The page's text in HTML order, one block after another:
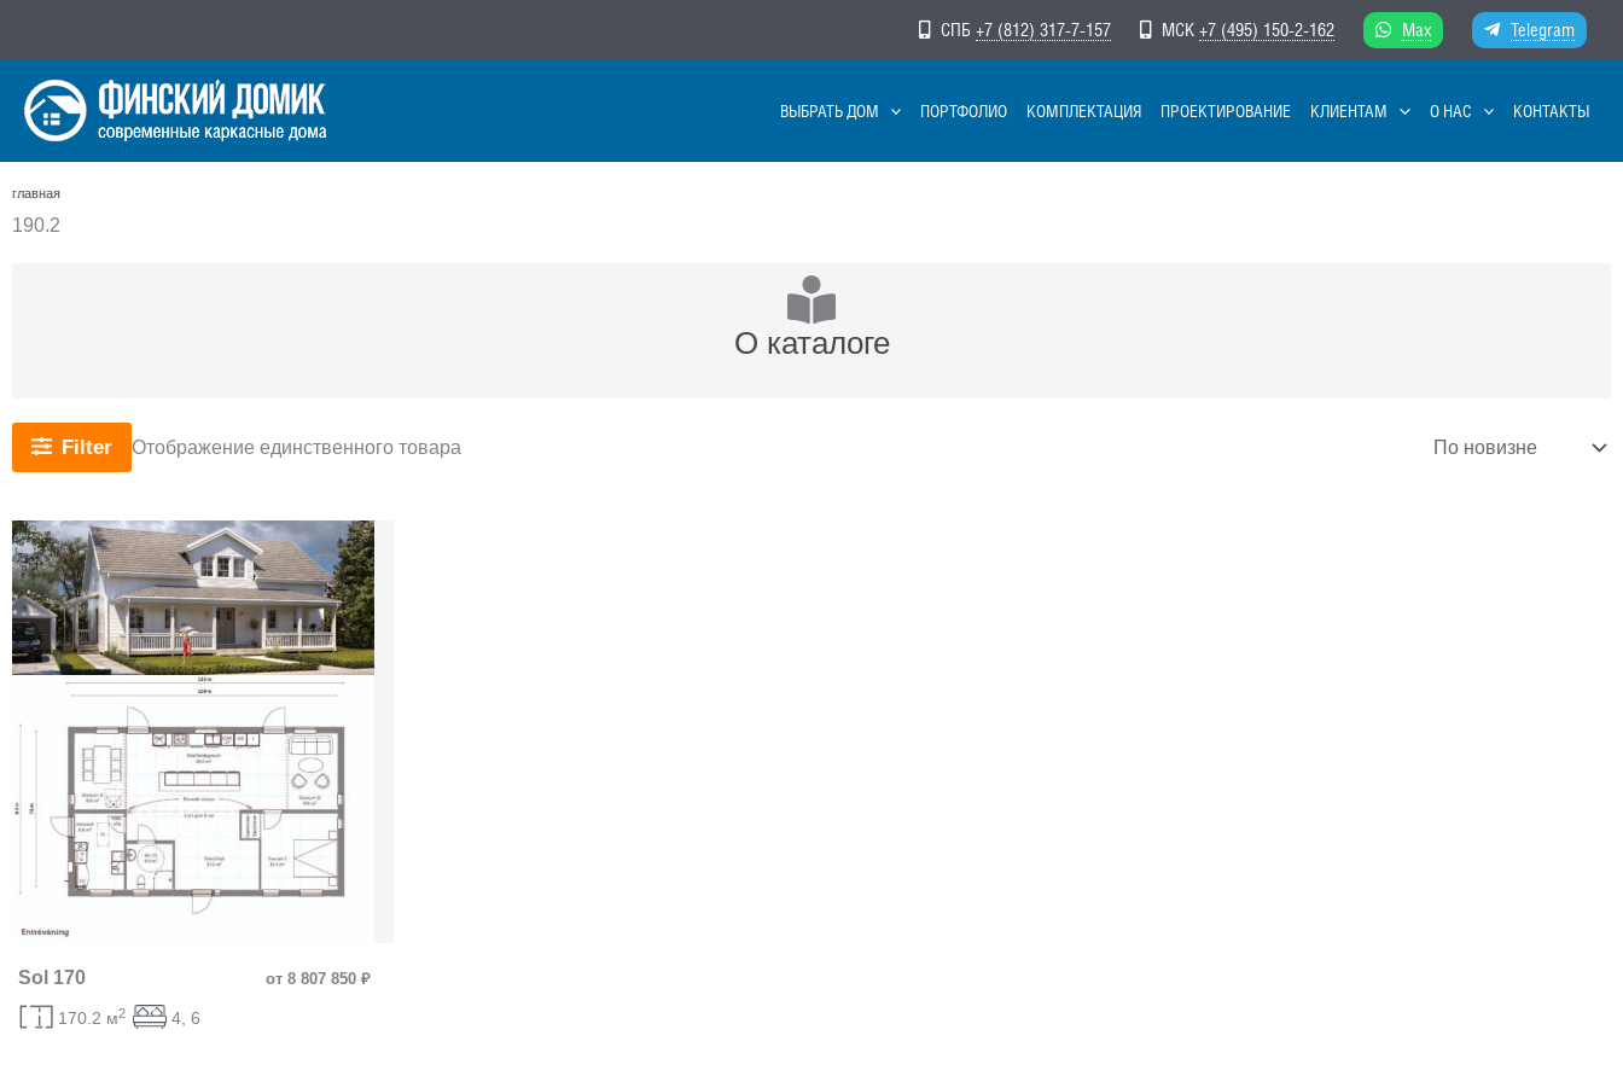
к
содержимому
СПБ +7 (812) 317-7-157 МСК +7 (495) 150-2-162 Max Telegram
ВЫБРАТЬ ДОМ ПОРТФОЛИО КОМПЛЕКТАЦИЯ ПРОЕКТИРОВАНИЕ КЛИЕНТАМ О НАС КОНТАКТЫ
главная
190.2
О каталоге
Filter Отображение единственного товара
Sol 170 от 8 807 850 ₽
170.2 м2 4, 6